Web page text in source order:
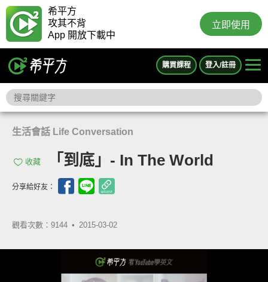
希平方
攻其不背
App 開放下載中
立即使用
購買課程 登入/註冊
生活會話 Life Conversation
收藏 「到底」- In The World
分享給好友：
觀看次數：9144 • 2015-03-02